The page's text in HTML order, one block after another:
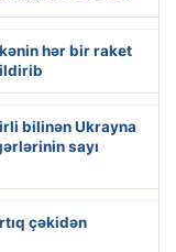
hər bir raket
bilinən Ukrayna
sayı
çəkidən